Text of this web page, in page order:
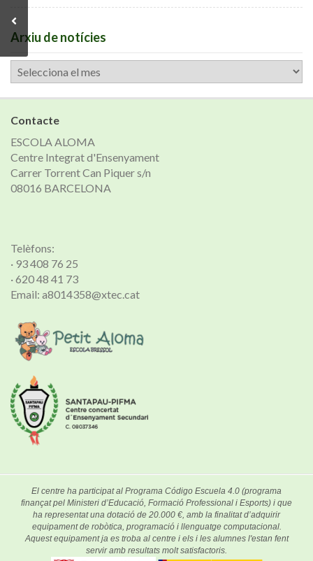
Arxiu de notícies
Arxiu
de
notícies
Contacte
ESCOLA ALOMA
Centre Integrat d'Ensenyament
Carrer Torrent Can Piquer s/n
08016 BARCELONA
Telèfons:
· 93 408 76 25
· 620 48 41 73
Email: a8014358@xtec.cat
El centre ha participat al Programa Código Escuela 4.0 (programa
finançat pel Ministeri d’Educació, Formació Professional i Esports) i que
ha representat una dotació de 20.000 €, amb la finalitat d’adquirir
equipament de robòtica, programació i llenguatge computacional.
Aquest equipament ja es troba al centre i els i les alumnes l'estan fent
servir amb resultats molt satisfactoris.